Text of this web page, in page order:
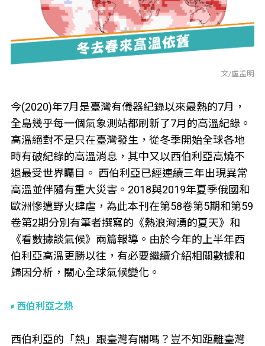
文/盧孟明
今(2020)年7月是臺灣有儀器紀錄以來最熱的7月，
全島幾乎每一個氣象測站都刷新了7月的高溫紀錄。
高溫絕對不是只在臺灣發生，從冬季開始全球各地
時有破紀錄的高溫消息，其中又以西伯利亞高燒不
退最受世界矚目。 西伯利亞已經連續三年出現異常
高溫並伴隨有重大災害。2018與2019年夏季俄國和
歐洲慘遭野火肆虐，為此本刊在第58卷第5期和第59
卷第2期分別有筆者撰寫的《熱浪洶湧的夏天》和
《看數據談氣候》兩篇報導。由於今年的上半年西
伯利亞高溫更勝以往，有必要繼續介紹相關數據和
歸因分析，關心全球氣候變化。
西伯利亞之熱
西伯利亞的「熱」跟臺灣有關嗎？豈不知距離臺灣